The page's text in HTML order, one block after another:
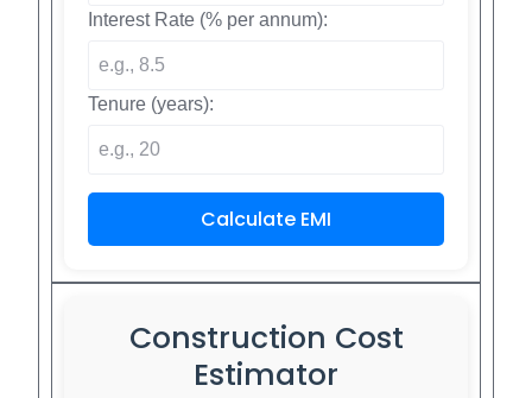
Interest Rate (% per annum):
Tenure (years):
Calculate EMI
Construction Cost
Estimator